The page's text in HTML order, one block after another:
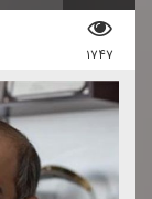
۱۷۴۷